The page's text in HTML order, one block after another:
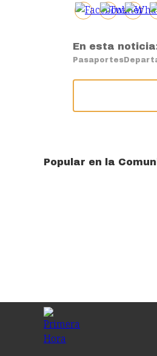
En esta
Pasaportes
Popular en la